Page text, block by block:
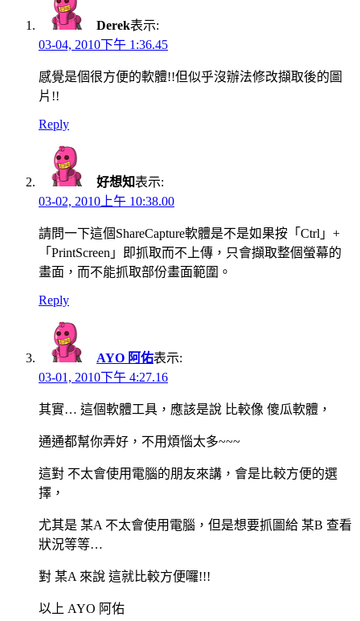
Derek表示:
03-04, 2010下午 1:36.45
感覺是個很方便的軟體!!但似乎沒辦法修改擷取後的圖
片!!
Reply
好想知表示:
03-02, 2010上午 10:38.00
請問一下這個ShareCapture軟體是不是如果按「Ctrl」+
「PrintScreen」即抓取而不上傳，只會擷取整個螢幕的
畫面，而不能抓取部份畫面範圍。
Reply
AYO 阿佑表示:
03-01, 2010下午 4:27.16
其實… 這個軟體工具，應該是說 比較像 傻瓜軟體，
通通都幫你弄好，不用煩惱太多~~~
這對 不太會使用電腦的朋友來講，會是比較方便的選
擇，
尤其是 某A 不太會使用電腦，但是想要抓圖給 某B 查看
狀況等等…
對 某A 來說 這就比較方便囉!!!
以上 AYO 阿佑